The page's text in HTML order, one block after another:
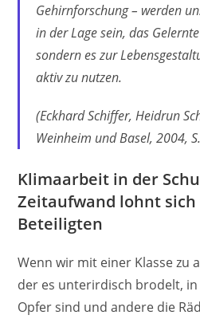
Gehirnforschung – werden
in der Lage sein, das
sondern es zur
aktiv zu nutzen.
(Eckhard Schiffer, Heidrun
Weinheim und Basel, 2004,
Klimaarbeit in der
Zeitaufwand lohnt
Beteiligten
Wenn wir mit einer Klasse zu
der es unterirdisch brodelt,
Opfer sind und andere die